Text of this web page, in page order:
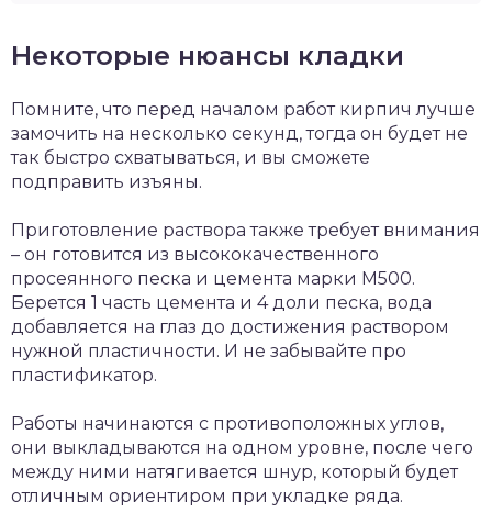
Некоторые нюансы кладки
Помните, что перед началом работ кирпич лучше
замочить на несколько секунд, тогда он будет не
так быстро схватываться, и вы сможете
подправить изъяны.
Приготовление раствора также требует внимания
– он готовится из высококачественного
просеянного песка и цемента марки М500.
Берется 1 часть цемента и 4 доли песка, вода
добавляется на глаз до достижения раствором
нужной пластичности. И не забывайте про
пластификатор.
Работы начинаются с противоположных углов,
они выкладываются на одном уровне, после чего
между ними натягивается шнур, который будет
отличным ориентиром при укладке ряда.